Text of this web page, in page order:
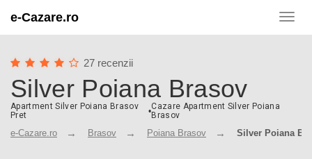
e-Cazare.ro
27 recenzii
Silver Poiana Brasov
Apartment Silver Poiana Brasov
Pret
•Cazare Apartment Silver Poiana
Brasov
e-Cazare.ro Brasov Poiana Brasov Silver Poiana